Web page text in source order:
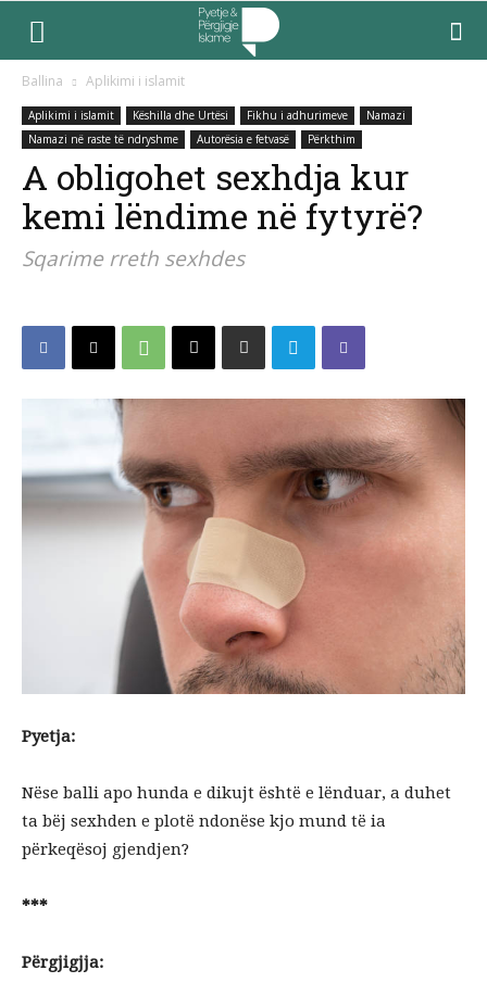
Ballina Aplikimi i islamit
Aplikimi i islamit Këshilla dhe Urtësi Fikhu i adhurimeve
Namazi
Namazi në raste të ndryshme
Autorësia e fetvasë Përkthim
A obligohet sexhdja kur
kemi lëndime në fytyrë?
Sqarime rreth sexhdes
Pyetja:
Nëse balli apo hunda e dikujt është e lënduar, a duhet
ta bëj sexhden e plotë ndonëse kjo mund të ia
përkeqësoj gjendjen?
***
Përgjigjja: